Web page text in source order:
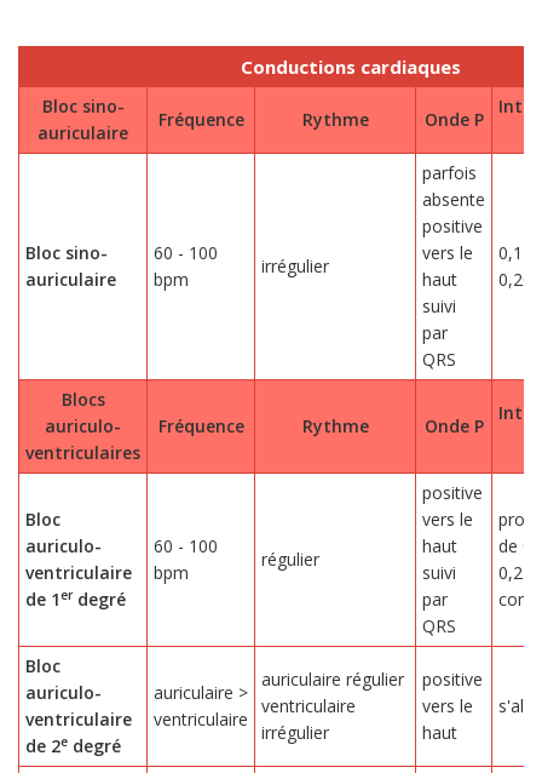
Conductions cardiaques
Bloc sino-
auriculaire
Fréquence Rythme Onde P
Bloc sino-
auriculaire
60 - 100
bpm
irrégulier
parfois
absente
positive
vers le
haut
suivi
par
QRS
0,12
0,20
Blocs
auriculo-
ventriculaires
Fréquence Rythme Onde P
Bloc
auriculo-
ventriculaire
de 1erdegré
60 - 100
bpm
régulier
positive
vers le
haut
suivi
par
QRS
de
0,24
Bloc
auriculo-
ventriculaire
de 2e degré
auriculaire >
ventriculaire
auriculaire régulier
ventriculaire
irrégulier
positive
vers le
haut